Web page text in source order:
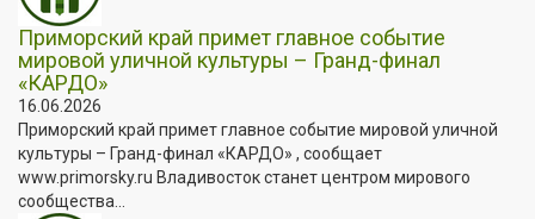
Приморский край примет главное событие
мировой уличной культуры – Гранд-финал
«КАРДО»
16.06.2026
Приморский край примет главное событие мировой уличной
культуры – Гранд-финал «КАРДО» , сообщает
www.primorsky.ru Владивосток станет центром мирового
сообщества...